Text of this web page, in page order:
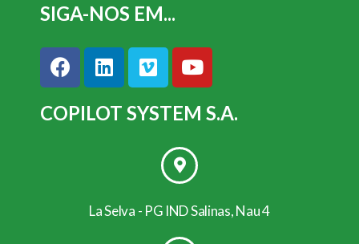
SIGA-NOS EM...
COPILOT SYSTEM S.A.
La Selva - PG IND Salinas, Nau 4